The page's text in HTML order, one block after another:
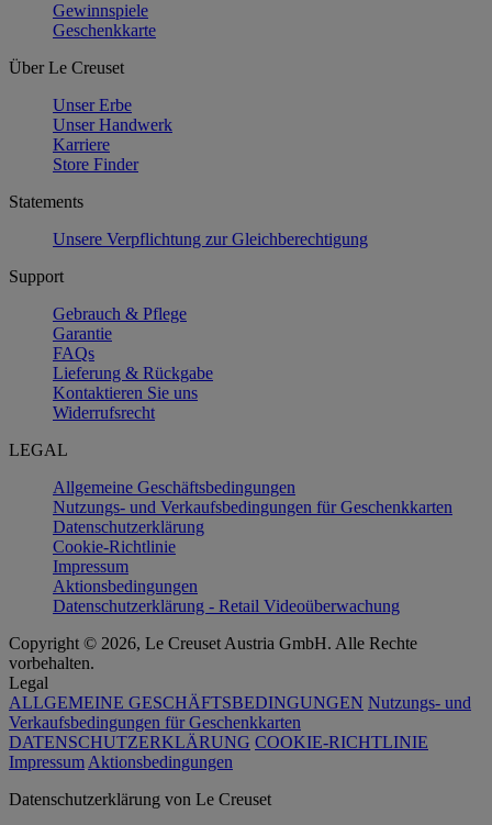
Gewinnspiele
Geschenkkarte
Über Le Creuset
Unser Erbe
Unser Handwerk
Karriere
Store Finder
Statements
Unsere Verpflichtung zur Gleichberechtigung
Support
Gebrauch & Pflege
Garantie
FAQs
Lieferung & Rückgabe
Kontaktieren Sie uns
Widerrufsrecht
LEGAL
Allgemeine Geschäftsbedingungen
Nutzungs- und Verkaufsbedingungen für Geschenkkarten
Datenschutzerklärung
Cookie-Richtlinie
Impressum
Aktionsbedingungen
Datenschutzerklärung - Retail Videoüberwachung
Copyright © 2026, Le Creuset Austria GmbH. Alle Rechte
vorbehalten.
Legal
ALLGEMEINE GESCHÄFTSBEDINGUNGEN Nutzungs- und
Verkaufsbedingungen für Geschenkkarten
DATENSCHUTZERKLÄRUNG COOKIE-RICHTLINIE
Impressum Aktionsbedingungen
Datenschutz­erklärung von Le Creuset